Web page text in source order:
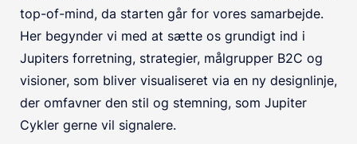
top-of-mind, da starten går for vores samarbejde.
Her begynder vi med at sætte os grundigt ind i
Jupiters forretning, strategier, målgrupper B2C og
visioner, som bliver visualiseret via en ny designlinje,
der omfavner den stil og stemning, som Jupiter
Cykler gerne vil signalere.